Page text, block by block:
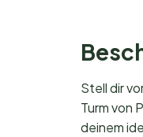
Stell dir
Turm von
deinem